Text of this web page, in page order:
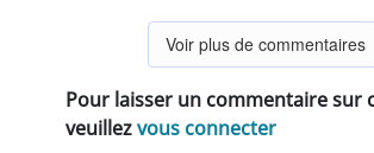
Voir plus de commentaires
Pour laisser un commentaire sur
veuillezvous connecter